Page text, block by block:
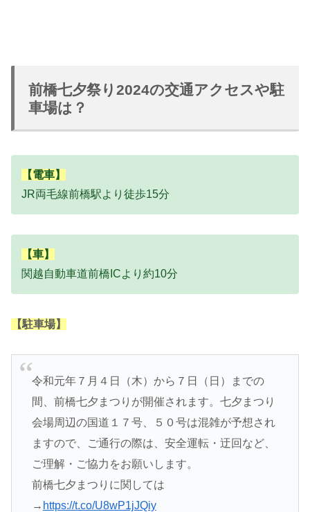
前橋七夕祭り2024の交通アクセスや駐
車場は？
【電車】
JR両毛線前橋駅より徒歩15分
【車】
関越自動車道前橋ICより約10分
【駐車場】
令和元年７月４日（木）から７日（日）までの
間、前橋七夕まつりが開催されます。七夕まつり
会場周辺の国道１７号、５０号は混雑が予想され
ますので、ご通行の際は、安全運転・迂回など、
ご理解・ご協力をお願いします。
前橋七夕まつりに関しては
→ https://t.co/U8wP1jJQiy